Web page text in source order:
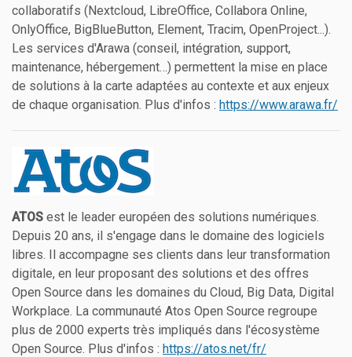
collaboratifs (Nextcloud, LibreOffice, Collabora Online,
OnlyOffice, BigBlueButton, Element, Tracim, OpenProject...).
Les services d'Arawa (conseil, intégration, support,
maintenance, hébergement…) permettent la mise en place
de solutions à la carte adaptées au contexte et aux enjeux
de chaque organisation. Plus d'infos : https://www.arawa.fr/
ATOS est le leader européen des solutions numériques.
Depuis 20 ans, il s'engage dans le domaine des logiciels
libres. Il accompagne ses clients dans leur transformation
digitale, en leur proposant des solutions et des offres
Open Source dans les domaines du Cloud, Big Data, Digital
Workplace. La communauté Atos Open Source regroupe
plus de 2000 experts très impliqués dans l'écosystème
Open Source. Plus d'infos : https://atos.net/fr/